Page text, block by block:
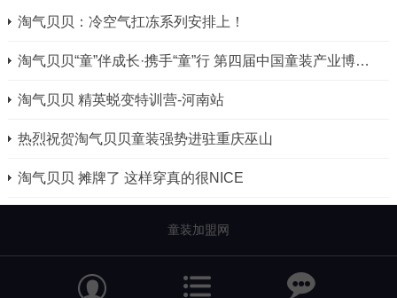
淘气贝贝：冷空气扛冻系列安排上！
淘气贝贝“童”伴成长·携手“童”行 第四届中国童装产业博览会 明星品牌
淘气贝贝 精英蜕变特训营-河南站
热烈祝贺淘气贝贝童装强势进驻重庆巫山
淘气贝贝 摊牌了 这样穿真的很NICE
童装加盟网
 